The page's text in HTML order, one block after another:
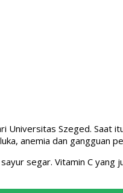
Szeged. Saat
anemia dan gangguan
segar. Vitamin C yang